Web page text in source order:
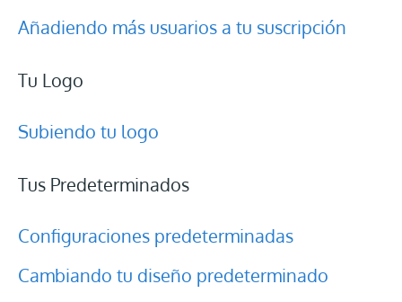
Añadiendo más usuarios a tu suscripción
Tu Logo
Subiendo tu logo
Tus Predeterminados
Configuraciones predeterminadas
Cambiando tu diseño predeterminado